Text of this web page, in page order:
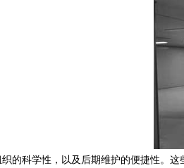
的科学性，以及后期维护的便捷性。